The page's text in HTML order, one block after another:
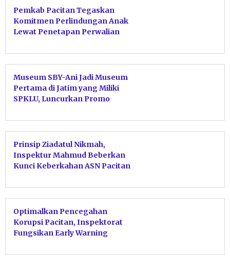
Pemkab Pacitan Tegaskan
Komitmen Perlindungan Anak
Lewat Penetapan Perwalian
Museum SBY-Ani Jadi Museum
Pertama di Jatim yang Miliki
SPKLU, Luncurkan Promo
Prinsip Ziadatul Nikmah,
Inspektur Mahmud Beberkan
Kunci Keberkahan ASN Pacitan
Optimalkan Pencegahan
Korupsi Pacitan, Inspektorat
Fungsikan Early Warning